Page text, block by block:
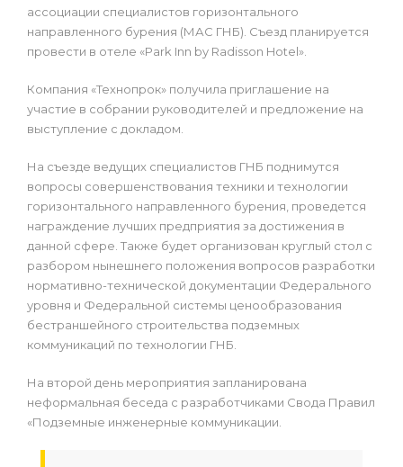
ассоциации специалистов горизонтального
направленного бурения (МАС ГНБ). Съезд планируется
провести в отеле «Park Inn by Radisson Hotel».
Компания «Технопрок» получила приглашение на
участие в собрании руководителей и предложение на
выступление с докладом.
На съезде ведущих специалистов ГНБ поднимутся
вопросы совершенствования техники и технологии
горизонтального направленного бурения, проведется
награждение лучших предприятия за достижения в
данной сфере. Также будет организован круглый стол с
разбором нынешнего положения вопросов разработки
нормативно-технической документации Федерального
уровня и Федеральной системы ценообразования
бестраншейного строительства подземных
коммуникаций по технологии ГНБ.
На второй день мероприятия запланирована
неформальная беседа с разработчиками Свода Правил
«Подземные инженерные коммуникации.